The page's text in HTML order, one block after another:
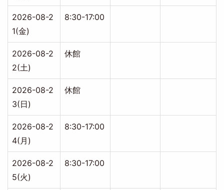
2026-08-2
1(金)
8:30-17:00
2026-08-2
2(土)
休館
2026-08-2
3(日)
休館
2026-08-2
4(月)
8:30-17:00
2026-08-2
5(火)
8:30-17:00